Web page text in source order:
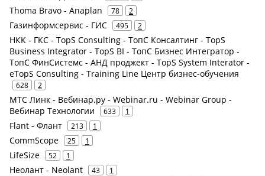
Thoma Bravo - Anaplan 78 2
Газинформсервис - ГИС 495 2
НКК - ГКС - TopS Consulting - ТопС Консалтинг - TopS
Business Integrator - TopS BI - ТопС Бизнес Интегратор -
ТопС ФинСистемс - АНД проджект - TopS System Interator -
eTopS Consulting - Training Line Центр бизнес-обучения
628 2
МТС Линк - Вебинар.ру - Webinar.ru - Webinar Group -
Вебинар Технологии
633 1
Flant - Флант 213 1
CommScope 25 1
LifeSize 52 1
Неолант - Neolant 43 1